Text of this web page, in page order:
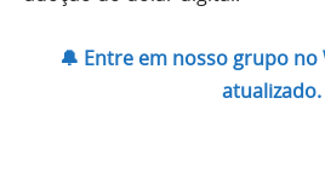
🔔 Entre em nosso grupo
atualizado.